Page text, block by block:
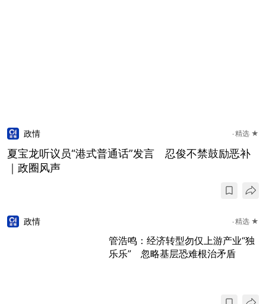
政情 精选 ★
夏宝龙听议员“港式普通话”发言 忍俊不禁鼓励恶补
｜政圈风声
政情 精选 ★
管浩鸣：经济转型勿仅上游产业“独
乐乐” 忽略基层恐难根治矛盾